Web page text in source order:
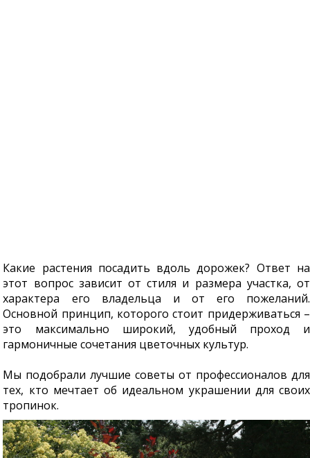
Какие растения посадить вдоль дорожек? Ответ на
этот вопрос зависит от стиля и размера участка, от
характера его владельца и от его пожеланий.
Основной принцип, которого стоит придерживаться –
это максимально широкий, удобный проход и
гармоничные сочетания цветочных культур.
Мы подобрали лучшие советы от профессионалов для
тех, кто мечтает об идеальном украшении для своих
тропинок.